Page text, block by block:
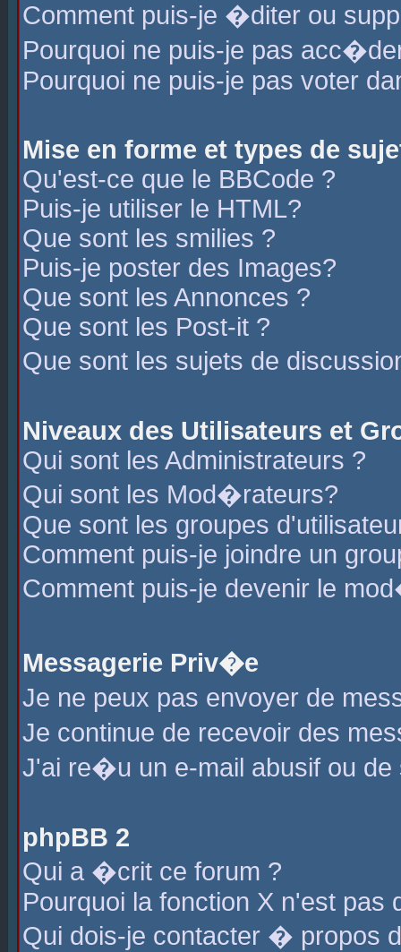
Comment puis-je �diter ou
Pourquoi ne puis-je pas
Pourquoi ne puis-je pas voter
Mise en forme et types de
Qu'est-ce que le BBCode ?
Puis-je utiliser le HTML?
Que sont les smilies ?
Puis-je poster des Images?
Que sont les Annonces ?
Que sont les Post-it ?
Que sont les sujets de
Niveaux des Utilisateurs et
Qui sont les Administrateurs ?
Qui sont les Mod�rateurs?
Que sont les groupes
Comment puis-je joindre un
Comment puis-je devenir le
Messagerie Priv�e
Je ne peux pas envoyer de
Je continue de recevoir des
J'ai re�u un e-mail abusif ou de
phpBB 2
Qui a �crit ce forum ?
Pourquoi la fonction X n'est pas
Qui dois-je contacter � propos